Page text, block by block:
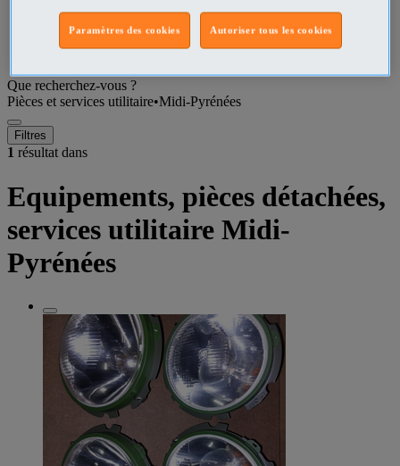
France Pièces et services utilitaire
Que recherchez-vous ?
Pièces et services utilitaire•Midi-Pyrénées
Filtres
1 résultat dans
Equipements, pièces détachées,
services utilitaire Midi-
Pyrénées
Autoriser tous les cookies
Paramètres des cookies